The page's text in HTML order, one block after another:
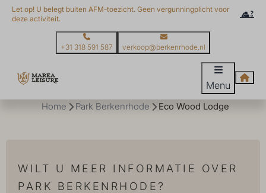
Let op! U belegt buiten AFM-toezicht. Geen vergunningplicht voor
deze activiteit.
+31 318 591 587 verkoop@berkenrhode.nl
Menu
Home Park Berkenrhode Eco Wood Lodge
WILT U MEER INFORMATIE OVER
PARK BERKENRHODE?